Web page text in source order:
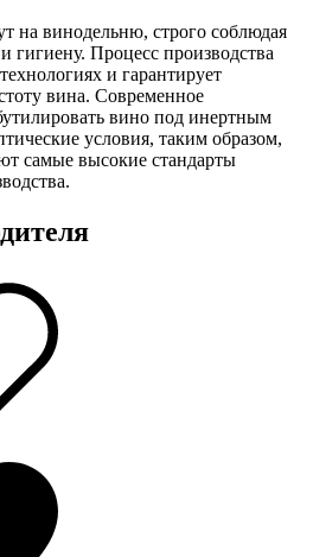
на винодельню, строго соблюдая
гигиену. Процесс производства
и гарантирует
вина. Современное
вино под инертным
условия, таким образом,
самые высокие стандарты